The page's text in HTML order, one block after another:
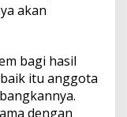
akan
bagi hasil
itu anggota
dengan